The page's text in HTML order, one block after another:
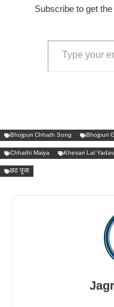
Subscribe to get
Type your email…
Bhojpuri Chhath Song Bhojpuri
Chhathi Maiya Khesari Lal Yadav
छठ पूजा